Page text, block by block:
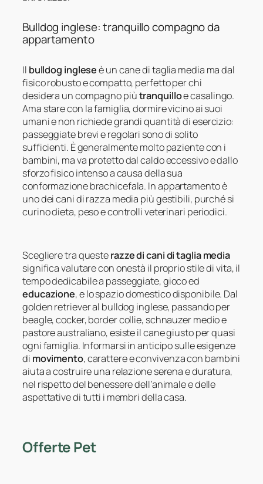
Bulldog inglese: tranquillo compagno da
appartamento
Il bulldog ingleseè un cane di taglia media ma dal
fisico robusto e compatto, perfetto per chi
desidera un compagno piùtranquilloe casalingo.
Ama stare con la famiglia, dormire vicino ai suoi
umani e non richiede grandi quantità di esercizio:
passeggiate brevi e regolari sono di solito
sufficienti. È generalmente molto paziente con i
bambini, ma va protetto dal caldo eccessivo e dallo
sforzo fisico intenso a causa della sua
conformazione brachicefala. In appartamento è
uno dei cani di razza media più gestibili, purché si
curino dieta, peso e controlli veterinari periodici.
Scegliere tra questerazze di cani di taglia media
significa valutare con onestà il proprio stile di vita, il
tempo dedicabile a passeggiate, gioco ed
educazione, e lo spazio domestico disponibile. Dal
golden retriever al bulldog inglese, passando per
beagle, cocker, border collie, schnauzer medio e
pastore australiano, esiste il cane giusto per quasi
ogni famiglia. Informarsi in anticipo sulle esigenze
di movimento, carattere e convivenza con bambini
aiuta a costruire una relazione serena e duratura,
nel rispetto del benessere dell’animale e delle
aspettative di tutti i membri della casa.
Offerte Pet